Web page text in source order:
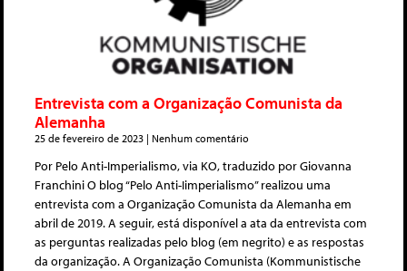
Entrevista com a Organização Comunista da
Alemanha
25 de fevereiro de 2023 Nenhum comentário
Por Pelo Anti-Imperialismo, via KO, traduzido por Giovanna
Franchini O blog “Pelo Anti-Iimperialismo” realizou uma
entrevista com a Organização Comunista da Alemanha em
abril de 2019. A seguir, está disponível a ata da entrevista com
as perguntas realizadas pelo blog (em negrito) e as respostas
da organização. A Organização Comunista (Kommunistische